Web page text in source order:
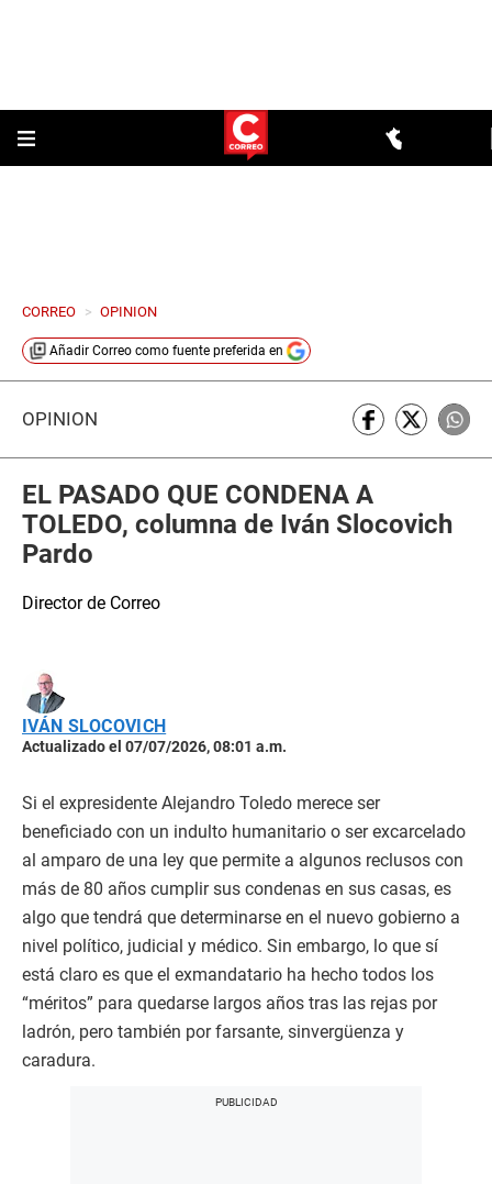
CORREO > OPINION
Añadir Correo como fuente preferida en
OPINIÓN
EL PASADO QUE CONDENA A
TOLEDO, columna de Iván Slocovich
Pardo
Director de Correo
IVÁN SLOCOVICH
Actualizado el 07/07/2026, 08:01 a.m.
Si el expresidente Alejandro Toledo merece ser
beneficiado con un indulto humanitario o ser excarcelado
al amparo de una ley que permite a algunos reclusos con
más de 80 años cumplir sus condenas en sus casas, es
algo que tendrá que determinarse en el nuevo gobierno a
nivel político, judicial y médico. Sin embargo, lo que sí
está claro es que el exmandatario ha hecho todos los
“méritos” para quedarse largos años tras las rejas por
ladrón, pero también por farsante, sinvergüenza y
caradura.